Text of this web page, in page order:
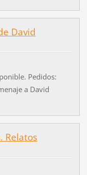
David
Pedidos:
a David
Relatos